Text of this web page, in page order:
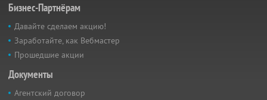
Бизнес-Партнёрам
Давайте сделаем акцию!
Заработайте, как Вебмастер
Прошедшие акции
Документы
Агентский договор